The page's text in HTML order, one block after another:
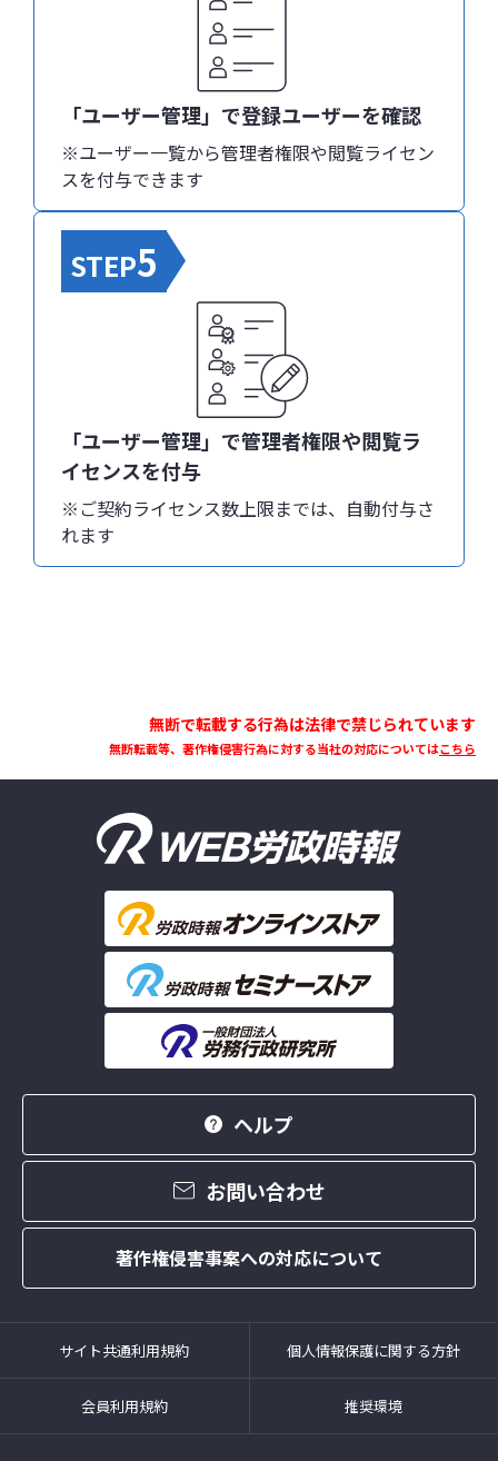
「ユーザー管理」で登録ユーザーを確認
※ユーザー一覧から管理者権限や閲覧ライセン
スを付与できます
STEP5
「ユーザー管理」で管理者権限や閲覧ラ
イセンスを付与
※ご契約ライセンス数上限までは、自動付与さ
れます
無断で転載する行為は法律で禁じられています
無断転載等、著作権侵害行為に対する当社の対応についてはこちら
ヘルプ
お問い合わせ
著作権侵害事案への対応について
サイト共通利用規約 個人情報保護に関する方針
会員利用規約 推奨環境